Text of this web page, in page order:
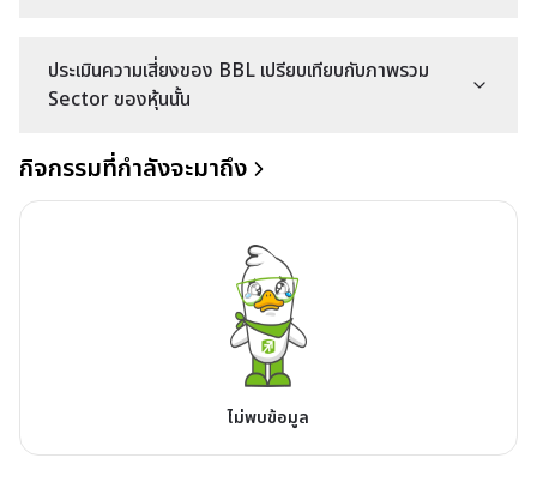
ประเมินความเสี่ยงของ BBL เปรียบเทียบกับภาพรวม
Sector ของหุ้นนั้น
กิจกรรมที่กำลังจะมาถึง
ไม่พบข้อมูล